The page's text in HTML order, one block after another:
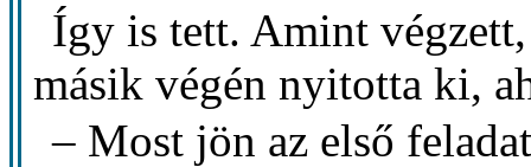
Így is tett. Amint
másik végén nyitotta ki,
– Most jön az első